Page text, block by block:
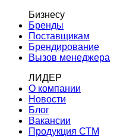
Бизнесу
Бренды
Поставщикам
Брендирование
Вызов менеджера
ЛИДЕР
О компании
Новости
Блог
Вакансии
Продукция СТМ